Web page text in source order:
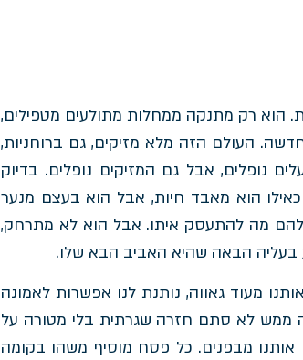
הוא רק מתנקה ממחלות מתולעים מטפילים,
העולם הזה מלא מזיקים, גם ברוחניות,
אבל גם המזיקים נופלים. בדיוק
הוא מאבד חיות, אבל הוא בעצם מנער
להם מה להתעסק איתו. אבל הוא לא מתרחק,
בעליה הבאה שהיא האביב הבא שלו.
מעוד גאווה, נותנת לנו אפשרות לאמונה
ממש לא סתם חזרה שגרתית בלי מטורה על
אותנו מבפנים. כל פסח מוסיף משהו בקומה